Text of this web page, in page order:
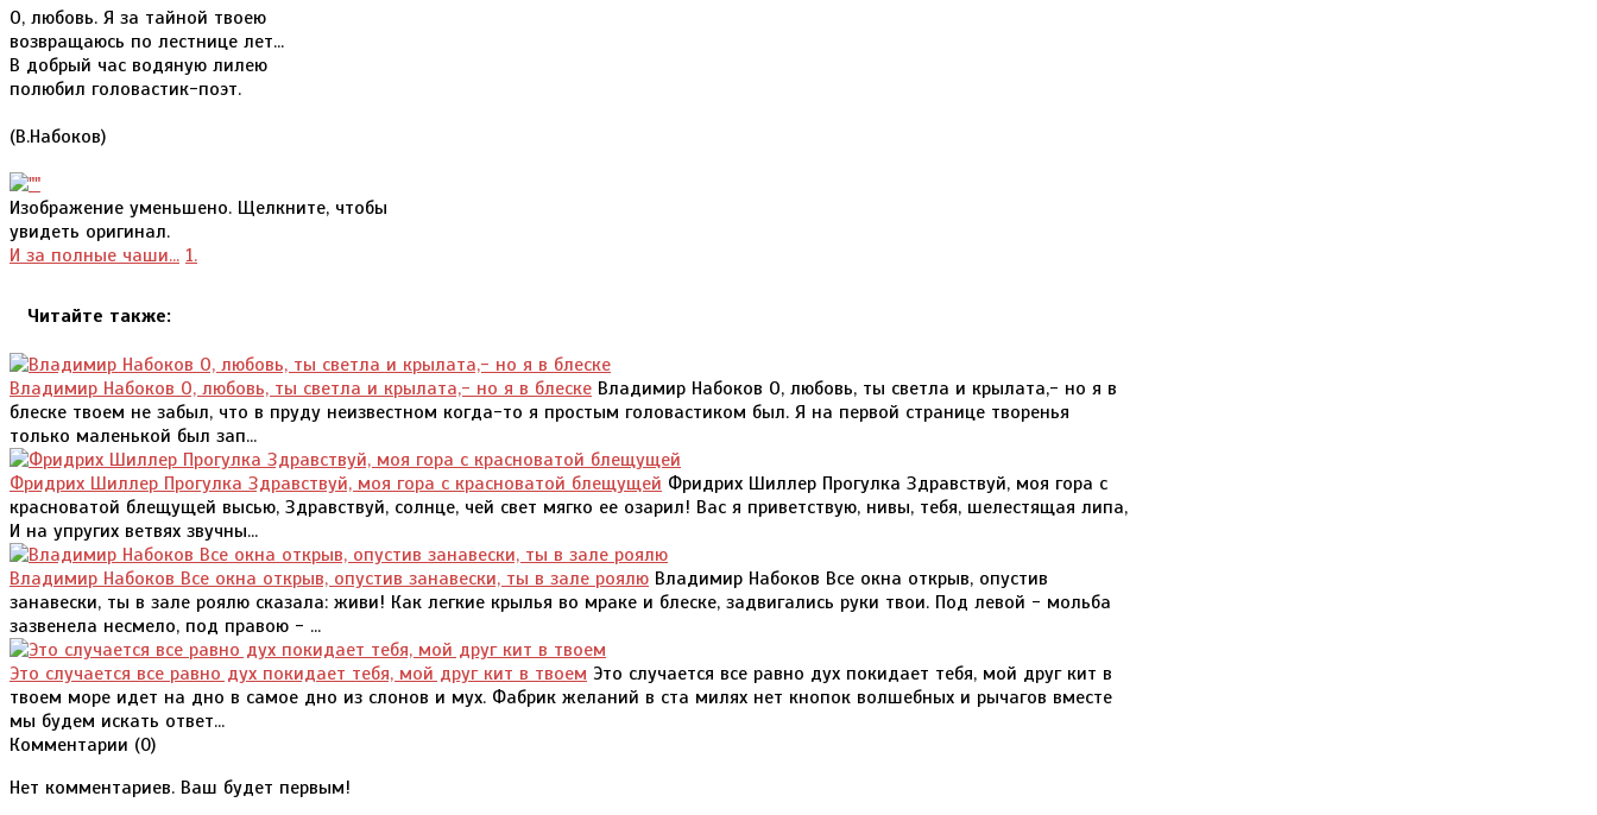
О, любовь. Я за тайной твоею
возвращаюсь по лестнице лет...
В добрый час водяную лилею
полюбил головастик-поэт.
(В.Набоков)
Изображение уменьшено. Щелкните, чтобы
увидеть оригинал.
И за полные чаши... 1.
Читайте также:
Владимир Набоков О, любовь, ты светла и крылата,- но я в блеске Владимир Набоков О, любовь, ты светла и крылата,- но я в
блеске твоем не забыл, что в пруду неизвестном когда-то я простым головастиком был. Я на первой странице творенья
только маленькой был зап...
Фридрих Шиллер Прогулка Здравствуй, моя гора с красноватой блещущей Фридрих Шиллер Прогулка Здравствуй, моя гора с
красноватой блещущей высью, Здравствуй, солнце, чей свет мягко ее озарил! Вас я приветствую, нивы, тебя, шелестящая липа,
И на упругих ветвях звучны...
Владимир Набоков Все окна открыв, опустив занавески, ты в зале роялю Владимир Набоков Все окна открыв, опустив
занавески, ты в зале роялю сказала: живи! Как легкие крылья во мраке и блеске, задвигались руки твои. Под левой - мольба
зазвенела несмело, под правою - ...
Это случается все равно дух покидает тебя, мой друг кит в твоем Это случается все равно дух покидает тебя, мой друг кит в
твоем море идет на дно в самое дно из слонов и мух. Фабрик желаний в ста милях нет кнопок волшебных и рычагов вместе
мы будем искать ответ...
Комментарии (0)
Нет комментариев. Ваш будет первым!